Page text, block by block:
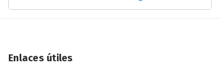
Enlaces útiles